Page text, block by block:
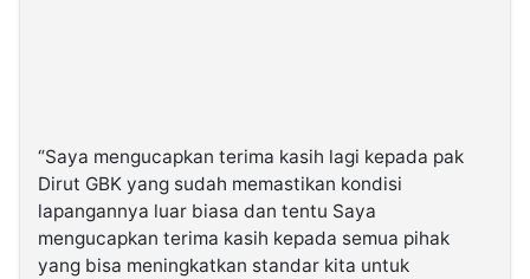
“Saya mengucapkan terima kasih lagi kepada pak
Dirut GBK yang sudah memastikan kondisi
lapangannya luar biasa dan tentu Saya
mengucapkan terima kasih kepada semua pihak
yang bisa meningkatkan standar kita untuk